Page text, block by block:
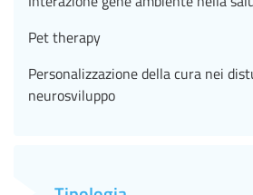
Pet therapy
Personalizzazione della cura nei
neurosviluppo